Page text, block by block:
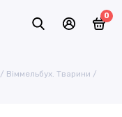
0
Віммельбух. Тварини